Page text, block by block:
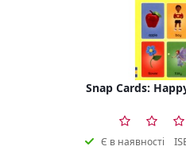
Snap Cards:
Є в наявності